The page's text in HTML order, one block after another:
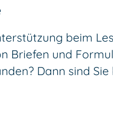
beim
Briefen und
Dann sind